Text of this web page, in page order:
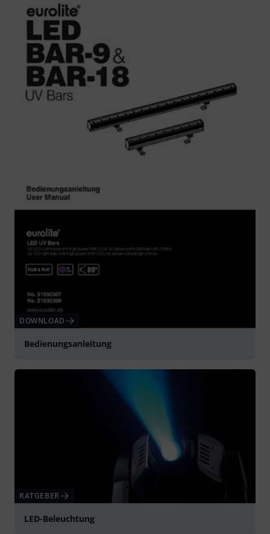
DOWNLOAD
Bedienungsanleitung
RATGEBER
LED-Beleuchtung